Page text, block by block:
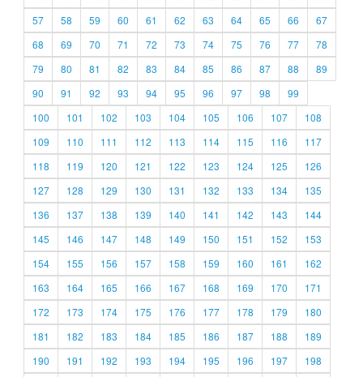
57
58 59 60 61 62 63 64 65 66
67
68
69 70 71 72 73 74 75 76 77
78
79
80 81 82 83 84 85 86 87 88
89
90
91 92 93 94 95 96 97 98
99
100
101 102 103 104 105 106 107
108
109
110 111 112 113 114 115 116
117
118
119 120 121 122 123 124 125
126
127
128 129 130 131 132 133 134
135
136
137 138 139 140 141 142 143
144
145
146 147 148 149 150 151 152
153
154
155 156 157 158 159 160 161
162
163
164 165 166 167 168 169 170
171
172
173 174 175 176 177 178 179
180
181
182 183 184 185 186 187 188
189
190
191 192 193 194 195 196 197
198